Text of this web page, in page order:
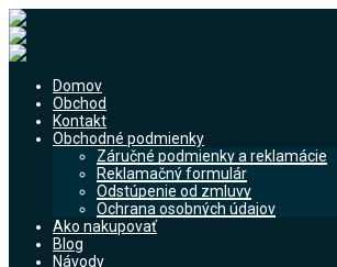
Domov
Obchod
Kontakt
Obchodné podmienky
Záručné podmienky a reklamácie
Reklamačný formulár
Odstúpenie od zmluvy
Ochrana osobných údajov
Ako nakupovať
Blog
Návody